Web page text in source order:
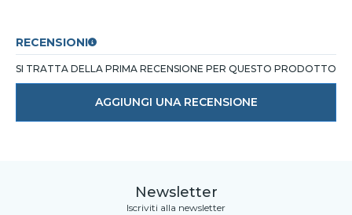
RECENSIONI
SI TRATTA DELLA PRIMA RECENSIONE PER QUESTO PRODOTTO
AGGIUNGI UNA RECENSIONE
Newsletter
Iscriviti alla newsletter